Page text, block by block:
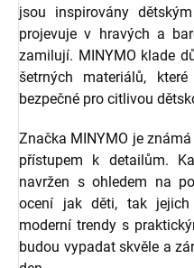
jsou inspirovány
projevuje v hravých a
zamilují. MINYMO klade
šetrných materiálů,
bezpečné pro citlivou
Značka MINYMO je
přístupem k detailům.
navržen s ohledem na
ocení jak děti, tak jejich
moderní trendy s
budou vypadat skvěle a